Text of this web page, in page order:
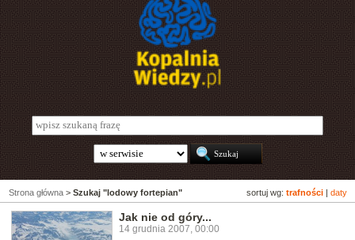
sortuj wg: trafności daty
Strona główna > Szukaj "lodowy fortepian"
Jak nie od góry...
14 grudnia 2007, 00:00